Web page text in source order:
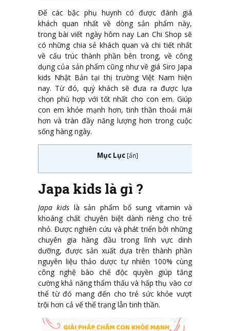
Để các bậc phụ huynh có được đánh giá
khách quan nhất về dòng sản phẩm này,
trong bài viết ngày hôm nay Lan Chi Shop sẽ
có những chia sẻ khách quan và chi tiết nhất
về cấu trúc thành phần bên trong, về công
dụng của sản phẩm cũng như về giá Siro Japa
kids Nhật Bản tại thị trường Việt Nam hiện
nay. Từ đó, quý khách sẽ đưa ra được lựa
chọn phù hợp với tốt nhất cho con em. Giúp
con em khỏe mạnh hơn, tinh thần thoải mái
hơn và tràn đầy năng lượng hơn trong cuộc
sống hàng ngày.
Mục Lục [ẩn]
Japa kids là gì ?
Japa kids là sản phẩm bổ sung vitamin và
khoáng chất chuyên biệt dành riêng cho trẻ
nhỏ. Được nghiên cứu và phát triển bởi những
chuyên gia hàng đầu trong lĩnh vực dinh
dưỡng, được sản xuất dựa trên thành phần
nguyên liệu thảo dược tự nhiên 100% cùng
công nghệ bào chế độc quyền giúp tăng
cường khả năng thẩm thấu và hấp thụ vào cơ
thể từ đó mang đến cho trẻ sức khỏe vượt
trội hơn cả vể thể trạng lẫn tinh thần.